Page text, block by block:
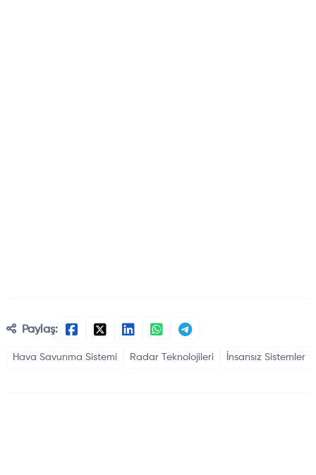
Paylaş:
Hava Savunma Sistemi Radar Teknolojileri İnsansız Sistemler